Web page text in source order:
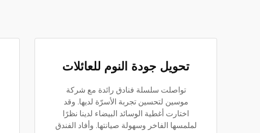
تحويل جودة النوم للعائلات
تواصلت سلسلة فنادق رائدة مع شركة
موسين لتحسين تجربة الأسرّة لديها. وقد
اختارت أغطية الوسائد البيضاء لدينا نظرًا
لملمسها الفاخر وسهولة صيانتها. وأفاد الفندق